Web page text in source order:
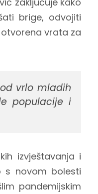
brige, odvojiti
vrata za
vrlo mladih
populacije i
izvještavanja i
s novom bolesti
pandemijskim